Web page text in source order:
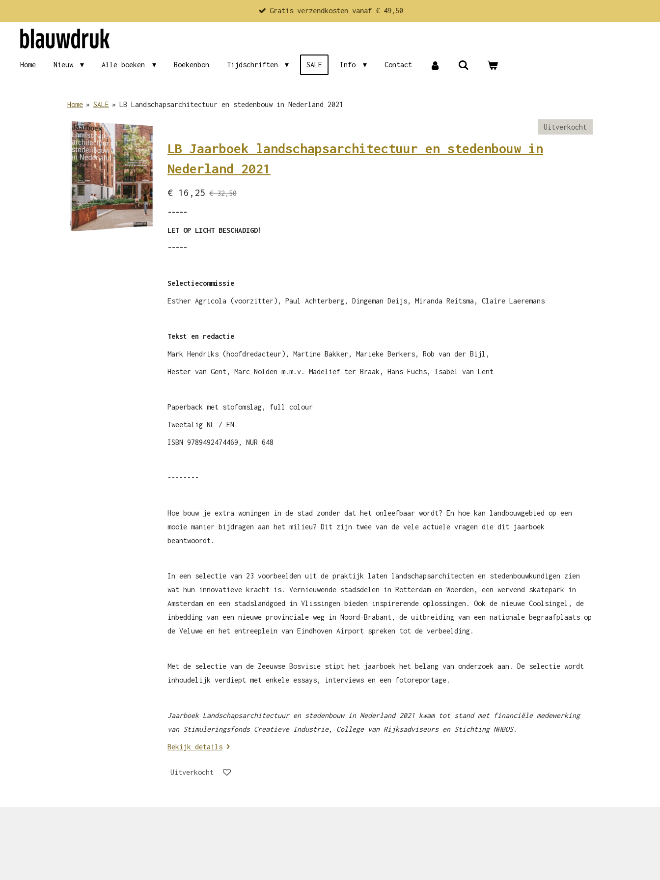
direct
hoofdinhoud
Gratis verzendkosten vanaf € 49,50
Home Nieuw Alle boeken Boekenbon Tijdschriften SALE Info Contact
Home » SALE » LB Landschapsarchitectuur en stedenbouw in Nederland 2021
Uitverkocht
LB Jaarboek landschapsarchitectuur en stedenbouw in
Nederland 2021
€ 16,25 € 32,50
-----
LET OP LICHT BESCHADIGD!
-----
Selectiecommissie
Esther Agricola (voorzitter), Paul Achterberg, Dingeman Deijs, Miranda Reitsma, Claire Laeremans
Tekst en redactie
Mark Hendriks (hoofdredacteur), Martine Bakker, Marieke Berkers, Rob van der Bijl,
Hester van Gent, Marc Nolden m.m.v. Madelief ter Braak, Hans Fuchs, Isabel van Lent
Paperback met stofomslag, full colour
Tweetalig NL / EN
ISBN 9789492474469, NUR 648
--------
Hoe bouw je extra woningen in de stad zonder dat het onleefbaar wordt? En hoe kan landbouwgebied op een
mooie manier bijdragen aan het milieu? Dit zijn twee van de vele actuele vragen die dit jaarboek
beantwoordt.
In een selectie van 23 voorbeelden uit de praktijk laten landschapsarchitecten en stedenbouwkundigen zien
wat hun innovatieve kracht is. Vernieuwende stadsdelen in Rotterdam en Woerden, een wervend skatepark in
Amsterdam en een stadslandgoed in Vlissingen bieden inspirerende oplossingen. Ook de nieuwe Coolsingel, de
inbedding van een nieuwe provinciale weg in Noord-Brabant, de uitbreiding van een nationale begraafplaats op
de Veluwe en het entreeplein van Eindhoven Airport spreken tot de verbeelding.
Met de selectie van de Zeeuwse Bosvisie stipt het jaarboek het belang van onderzoek aan. De selectie wordt
inhoudelijk verdiept met enkele essays, interviews en een fotoreportage.
Jaarboek Landschapsarchitectuur en stedenbouw in Nederland 2021 kwam tot stand met financiële medewerking
van Stimuleringsfonds Creatieve Industrie, College van Rijksadviseurs en Stichting NHBOS.
Bekijk details
Uitverkocht